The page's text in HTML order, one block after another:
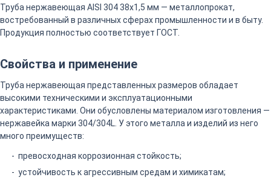
Труба нержавеющая AISI 304 38х1,5 мм — металлопрокат,
востребованный в различных сферах промышленности и в быту.
Продукция полностью соответствует ГОСТ.
Свойства и применение
Труба нержавеющая представленных размеров обладает
высокими техническими и эксплуатационными
характеристиками. Они обусловлены материалом изготовления —
нержавейка марки 304/304L. У этого металла и изделий из него
много преимуществ:
превосходная коррозионная стойкость;
устойчивость к агрессивным средам и химикатам;